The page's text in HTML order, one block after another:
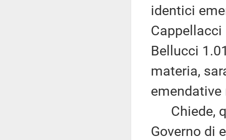
identici
Bellucci
materia,
Chiede,
Governo di